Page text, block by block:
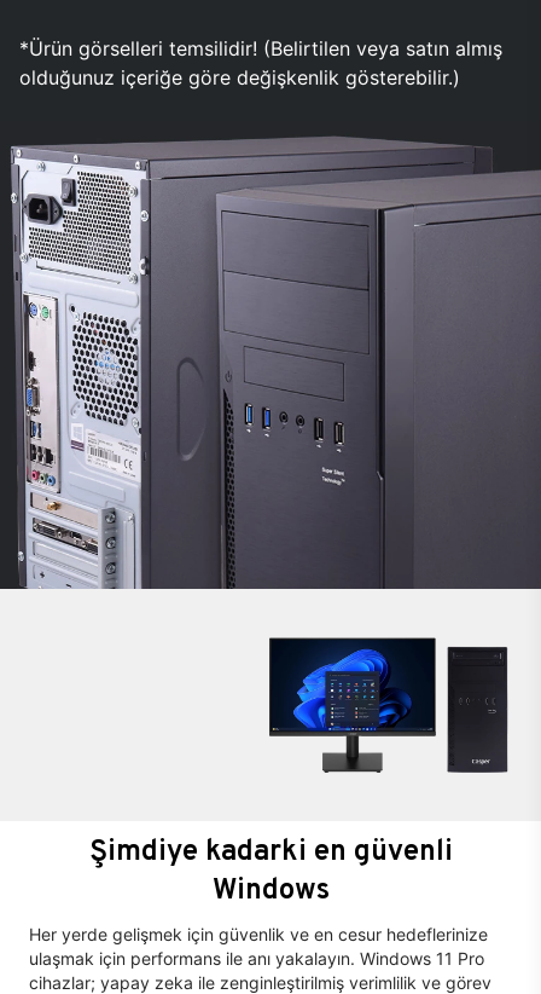
*Ürün görselleri temsilidir! (Belirtilen veya satın almış
olduğunuz içeriğe göre değişkenlik gösterebilir.)
Şimdiye kadarki en güvenli
Windows
Her yerde gelişmek için güvenlik ve en cesur hedeflerinize
ulaşmak için performans ile anı yakalayın. Windows 11 Pro
cihazlar; yapay zeka ile zenginleştirilmiş verimlilik ve görev